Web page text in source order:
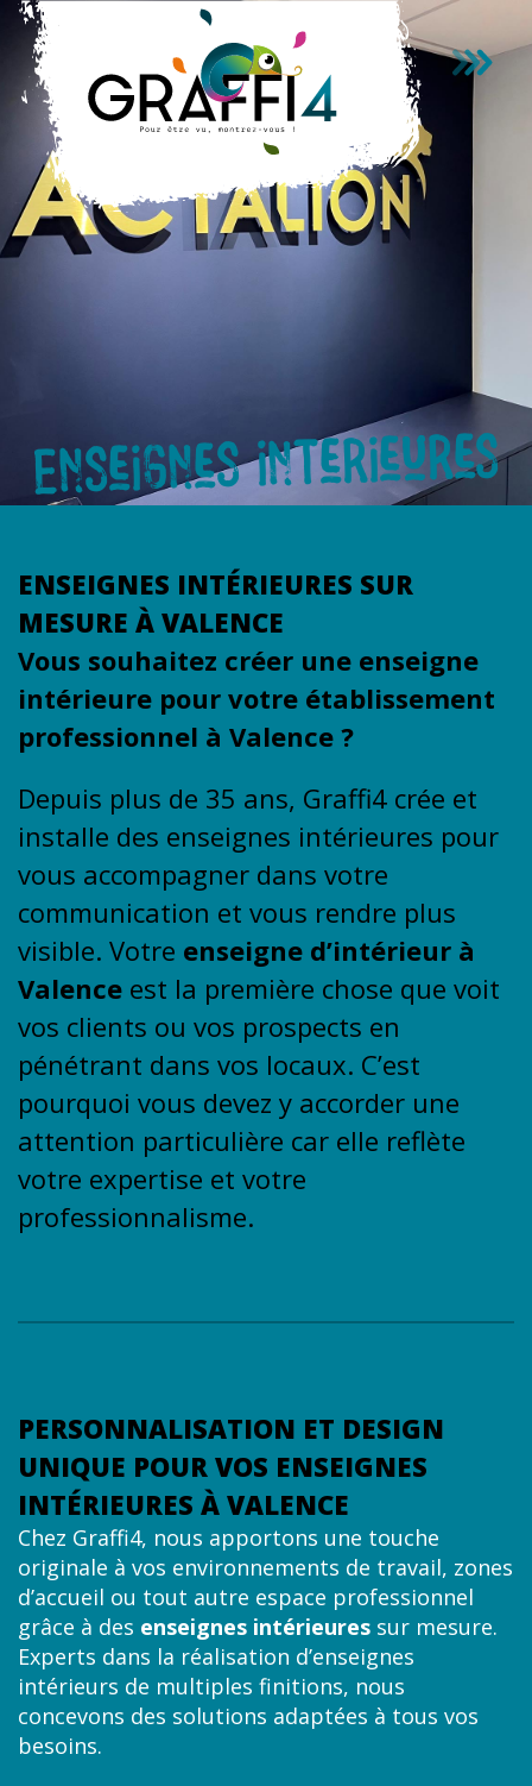
Passer au contenu principal
Enseignes interieures
ENSEIGNES INTÉRIEURES SUR
MESURE À VALENCE
Vous souhaitez créer une enseigne
intérieure pour votre établissement
professionnel à Valence ?
Depuis plus de 35 ans, Graffi4 crée et
installe des enseignes intérieures pour
vous accompagner dans votre
communication et vous rendre plus
visible. Votre enseigne d’intérieur à
Valence est la première chose que voit
vos clients ou vos prospects en
pénétrant dans vos locaux. C’est
pourquoi vous devez y accorder une
attention particulière car elle reflète
votre expertise et votre
professionnalisme.
PERSONNALISATION ET DESIGN
UNIQUE POUR VOS ENSEIGNES
INTÉRIEURES À VALENCE
Chez Graffi4, nous apportons une touche
originale à vos environnements de travail, zones
d’accueil ou tout autre espace professionnel
grâce à des enseignes intérieures sur mesure.
Experts dans la réalisation d’enseignes
intérieurs de multiples finitions, nous
concevons des solutions adaptées à tous vos
besoins.